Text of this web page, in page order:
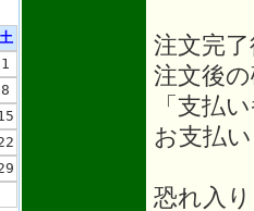
土
1
8
注文完
注文後
「支払
お支払
恐れ入